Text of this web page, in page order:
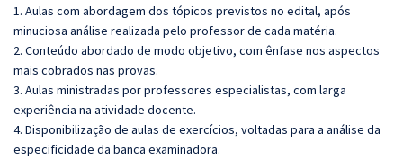
1. Aulas com abordagem dos tópicos previstos no edital, após
minuciosa análise realizada pelo professor de cada matéria.
2. Conteúdo abordado de modo objetivo, com ênfase nos aspectos
mais cobrados nas provas.
3. Aulas ministradas por professores especialistas, com larga
experiência na atividade docente.
4. Disponibilização de aulas de exercícios, voltadas para a análise da
especificidade da banca examinadora.